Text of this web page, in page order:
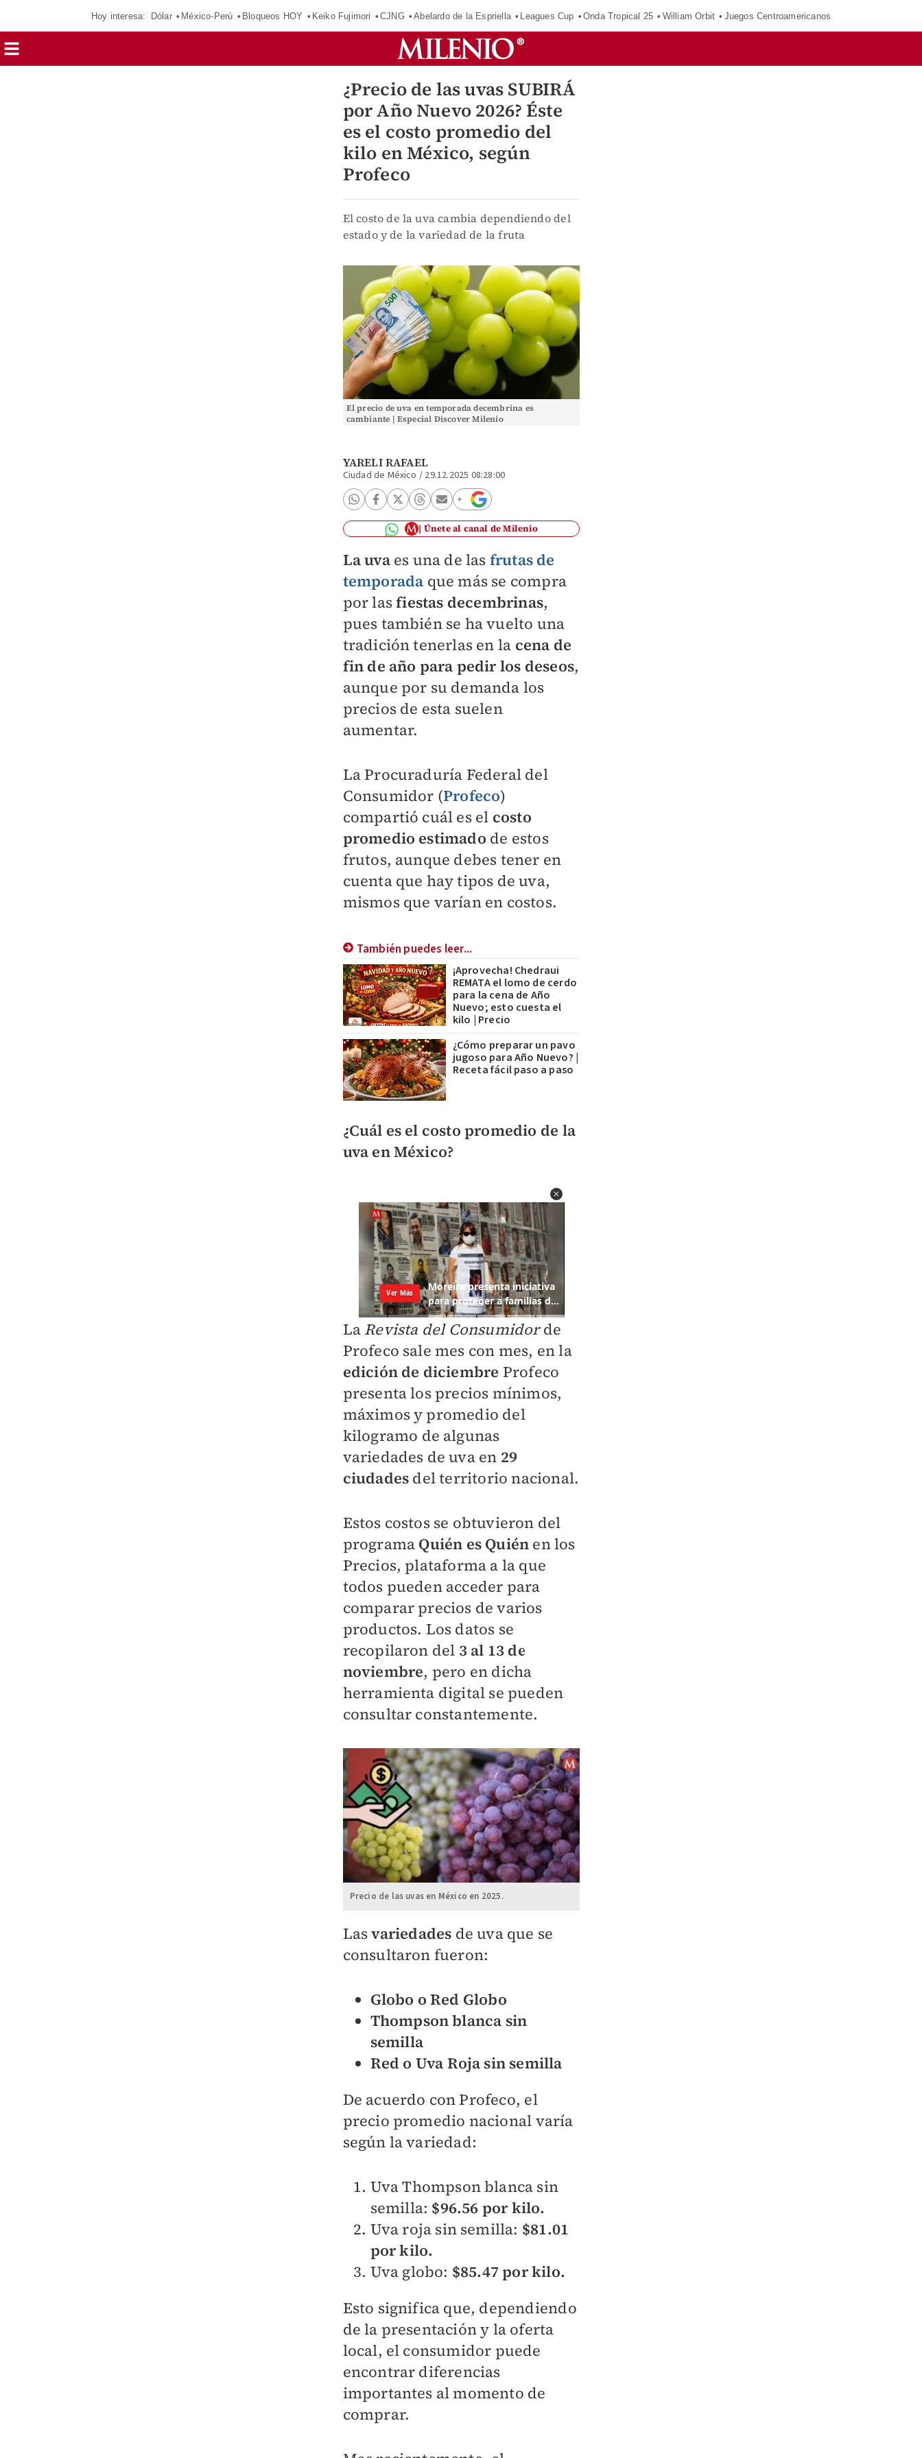
Hoy interesa: Dólar México-Perú Bloqueos HOY Keiko Fujimori CJNG Abelardo de la Espriella Leagues Cup Onda Tropical 25 William Orbit Juegos Centroamericanos
¿Precio de las uvas SUBIRÁ
por Año Nuevo 2026? Éste
es el costo promedio del
kilo en México, según
Profeco
El costo de la uva cambia dependiendo del
estado y de la variedad de la fruta
El precio de uva en temporada decembrina es
cambiante | Especial Discover Milenio
YARELI RAFAEL
Ciudad de México / 29.12.2025 08:28:00
Únete al canal de Milenio
Lauva es una de las frutas de
temporada que más se compra
por lasfiestas decembrinas,
pues también se ha vuelto una
tradición tenerlas en la cena de
fin de año para pedir los deseos,
aunque por su demanda los
precios de esta suelen
aumentar.
La Procuraduría Federal del
Consumidor (Profeco)
compartió cuál es el costo
promedio estimado de estos
frutos, aunque debes tener en
cuenta que hay tipos de uva,
mismos que varían en costos.
También puedes leer...
¡Aprovecha! Chedraui
REMATA el lomo de cerdo
para la cena de Año
Nuevo; esto cuesta el
kilo | Precio
¿Cómo preparar un pavo
jugoso para Año Nuevo? |
Receta fácil paso a paso
¿Cuál es el costo promedio de la
uva en México?
La Revista del Consumidorde
Profeco sale mes con mes, en la
edición de diciembre Profeco
presenta los precios mínimos,
máximos y promedio del
kilogramo de algunas
variedades de uva en 29
ciudades del territorio nacional.
Estos costos se obtuvieron del
programa Quién es Quién en los
Precios, plataforma a la que
todos pueden acceder para
comparar precios de varios
productos. Los datos se
recopilaron del 3 al 13 de
noviembre, pero en dicha
herramienta digital se pueden
consultar constantemente.
Precio de las uvas en México en 2025.
Lasvariedades de uva que se
consultaron fueron:
Globo o Red Globo
Thompson blanca sin
semilla
Red o Uva Roja sin semilla
De acuerdo con Profeco, el
precio promedio nacional varía
según la variedad:
Uva Thompson blanca sin
semilla: $96.56 por kilo.
Uva roja sin semilla: $81.01
por kilo.
Uva globo: $85.47 por kilo.
Esto significa que, dependiendo
de la presentación y la oferta
local, el consumidor puede
encontrar diferencias
importantes al momento de
comprar.